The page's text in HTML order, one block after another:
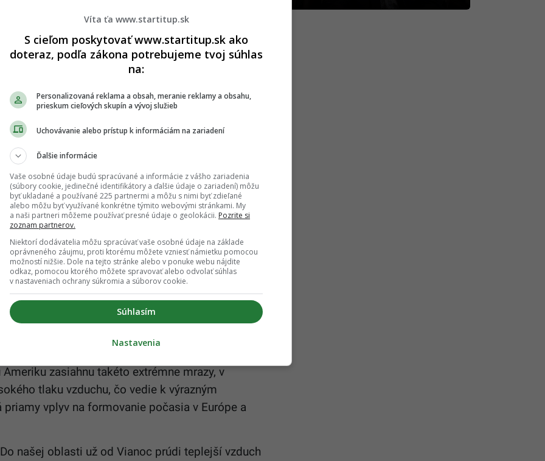
mohli prekročiť hranicu 20 stupňov Celzia, čo
Ešte pred pár dňami pritom bojovalo viac ako
s výpadkami elektriny pre husté sneženie.
Chorvátsko a Slovinsko. Dokonca aj
trpia nedostatkom snehu, si užívali poriadnu
má dramaticky zmeniť s príchodom nového
pre tisícky Slovákov: Nový rok prinesie aj
dovolenky navyše a zvýšenie príspevku o 2,7 %
hľadať za oceánom. Meteorológovia
stojí extrémna vlna chladu predpovedaná pre
zasiahnu takéto extrémne mrazy, v
tlaku vzduchu, čo vedie k výrazným
vplyv na formovanie počasia v Európe a
našej oblasti už od Vianoc prúdi teplejší vzduch
Víta ťa www.startitup.sk
S cieľom poskytovať www.startitup.sk ako
doteraz, podľa zákona potrebujeme tvoj súhlas
na:
Personalizovaná reklama a obsah, meranie reklamy a obsahu,
prieskum cieľových skupín a vývoj služieb
Uchovávanie alebo prístup k informáciám na zariadení
Ďalšie informácie
Vaše osobné údaje budú spracúvané a informácie z vášho zariadenia
(súbory cookie, jedinečné identifikátory a ďalšie údaje o zariadení) môžu
byť ukladané a používané 225 partnermi a môžu s nimi byť zdieľané
alebo môžu byť využívané konkrétne týmito webovými stránkami. My
a naši partneri môžeme používať presné údaje o geolokácii. Pozrite si
zoznam partnerov.
Niektorí dodávatelia môžu spracúvať vaše osobné údaje na základe
oprávneného záujmu, proti ktorému môžete vzniesť námietku pomocou
možností nižšie. Dole na tejto stránke alebo v ponuke webu nájdite
odkaz, pomocou ktorého môžete spravovať alebo odvolať súhlas
v nastaveniach ochrany súkromia a súborov cookie.
Súhlasím
Nastavenia